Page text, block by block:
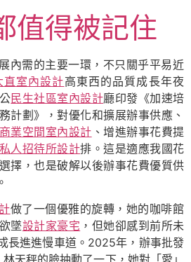
值得被記住
內需的主要一環，不只關乎平易近
直室內設計高東西的品質成長年夜
民生社區室內設計廳印發《加速培
計劃》，對優化和擴展辦事供應、
商業空間室內設計 、增進辦事花費提
私人招待所設計排。這是適應我國花
擇，也是破解以後辦事花費優質供
做了一個優雅的旋轉，她的咖啡館
墜設計家豪宅 ，但她卻感到前所未
長進進慢車道。2025年，辦事批發